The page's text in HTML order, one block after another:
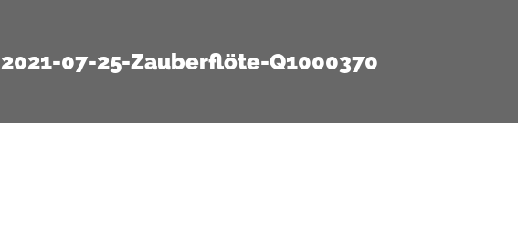
2021-07-25-Zauberflöte-Q1000370